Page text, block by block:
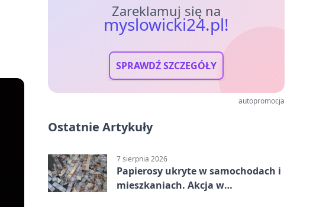
Zareklamuj się na
myslowicki24.pl!
SPRAWDŹ SZCZEGÓŁY
autopromocja
Ostatnie Artykuły
7 sierpnia 2026
Papierosy ukryte w samochodach i
mieszkaniach. Akcja w